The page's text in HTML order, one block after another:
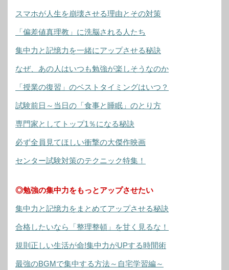
スマホが人生を崩壊させる理由とその対策
「偏差値真理教」に洗脳される人たち
集中力と記憶力を一緒にアップさせる秘訣
なぜ、あの人はいつも勉強が楽しそうなのか
「授業の復習」のベストタイミングはいつ？
試験前日～当日の「食事と睡眠」のとり方
専門家としてトップ1％になる秘訣
必ず全員見てほしい衝撃の大傑作映画
センター試験対策のテクニック特集！
◎勉強の集中力をもっとアップさせたい
集中力と記憶力をまとめてアップさせる秘訣
合格したいなら「整理整頓」を甘く見るな！
規則正しい生活が命!集中力がUPする時間術
最強のBGMで集中する方法～自宅学習編～